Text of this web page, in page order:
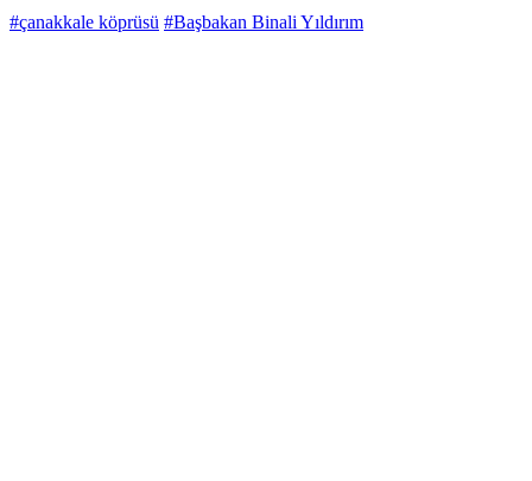
#çanakkale köprüsü #Başbakan Binali Yıldırım